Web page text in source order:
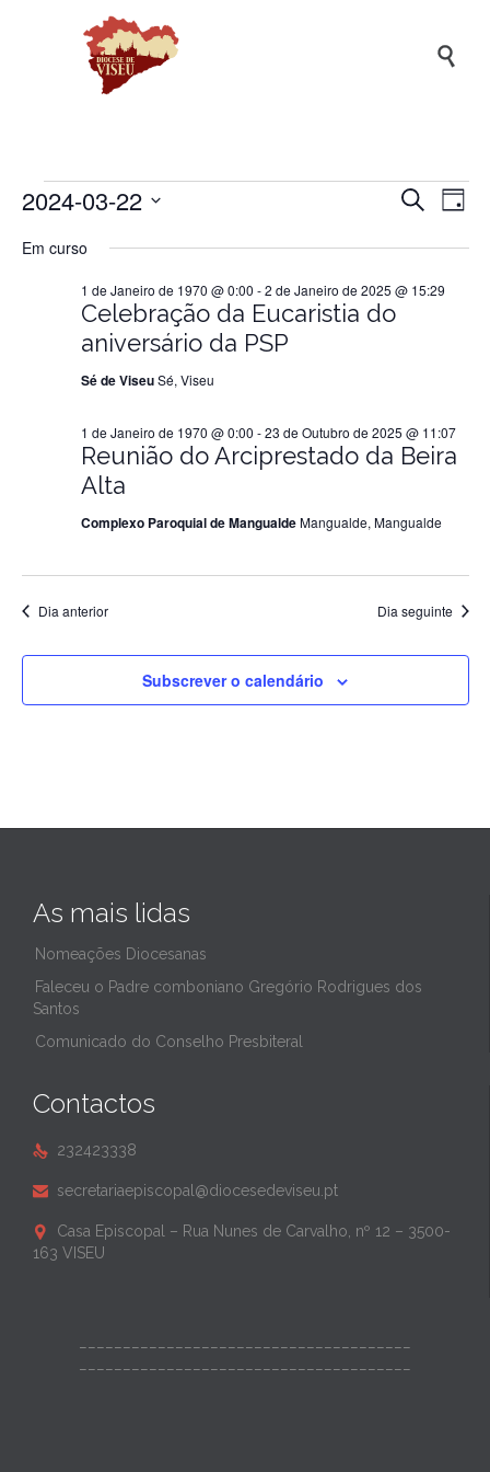

Eventos
Março
2024
e
Pesquisar
Dia
2024-03-22
a
Em curso
Celebração da Eucaristia do
aniversário da PSP
1 de Janeiro de 1970 @ 0:00 -2 de Janeiro de 2025 @ 15:29
Sé de ViseuSé, Viseu
Reunião do Arciprestado da Beira
Alta
1 de Janeiro de 1970 @ 0:00 -23 de Outubro de 2025 @ 11:07
Complexo Paroquial de MangualdeMangualde, Mangualde
Dia anterior Dia seguinte
Subscrever o calendário
As mais lidas
Nomeações Diocesanas
Faleceu o Padre comboniano Gregório Rodrigues dos
Santos
Comunicado do Conselho Presbiteral
Contactos
 232423338
 secretariaepiscopal@diocesedeviseu.pt

Casa Episcopal – Rua Nunes de Carvalho, nº 12 – 3500-
163 VISEU